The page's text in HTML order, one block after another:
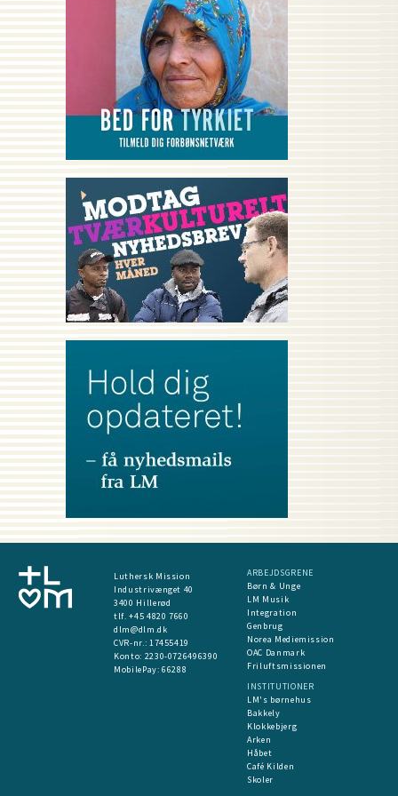
Luthersk Mission
Industrivænget 40
3400 Hillerød
tlf. +45 4820 7660
dlm@dlm.dk
CVR-nr.: 17455419
​Konto: 2230-0726496390
MobilePay:66288
ARBEJDSGRENE
Børn & Unge
LM Musik
Integration
Genbrug
Norea Mediemission
OAC Danmark
Friluftsmissionen
INSTITUTIONER
LM's børnehus
Bakkely
Klokkebjerg
Arken
Håbet
Café Kilden
Skoler